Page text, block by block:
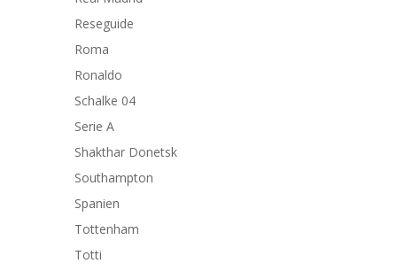
Reseguide
Roma
Ronaldo
Schalke 04
Serie A
Shakthar Donetsk
Southampton
Spanien
Tottenham
Totti